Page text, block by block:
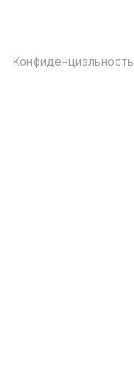
Конфиденциальность